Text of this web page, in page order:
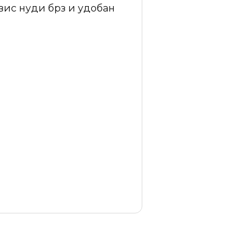
нуди брз и удобан